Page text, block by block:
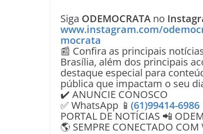
Siga ODEMOCRATA no
www.instagram.com/
mocrata
📰 Confira as principais
Brasília, além dos principais
destaque especial para
pública que impactam o seu
✔️ ANUNCIE CONOSCO
✅ WhatsApp 📱 (61)99414-6986
PORTAL DE NOTÍCIAS 📲
🌎 SEMPRE CONECTADO COM